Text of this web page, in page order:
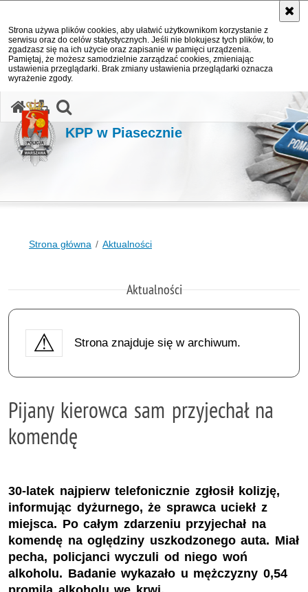
Strona używa plików cookies, aby ułatwić użytkownikom korzystanie z
serwisu oraz do celów statystycznych. Jeśli nie blokujesz tych plików, to
zgadzasz się na ich użycie oraz zapisanie w pamięci urządzenia.
Pamiętaj, że możesz samodzielnie zarządzać cookies, zmieniając
ustawienia przeglądarki. Brak zmiany ustawienia przeglądarki oznacza
wyrażenie zgody.
KPP w Piasecznie
Strona główna Aktualności
Aktualności
Strona znajduje się w archiwum.
Pijany kierowca sam przyjechał na
komendę
30-latek najpierw telefonicznie zgłosił kolizję,
informując dyżurnego, że sprawca uciekł z
miejsca. Po całym zdarzeniu przyjechał na
komendę na oględziny uszkodzonego auta. Miał
pecha, policjanci wyczuli od niego woń
alkoholu. Badanie wykazało u mężczyzny 0,54